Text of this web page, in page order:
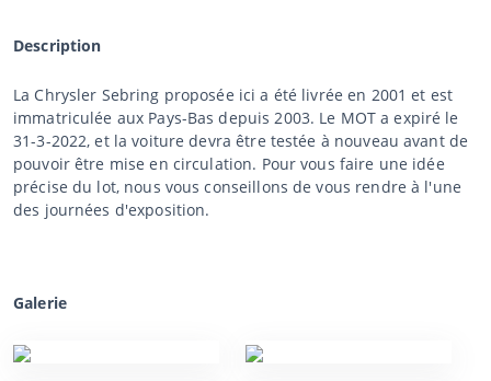
Description
La Chrysler Sebring proposée ici a été livrée en 2001 et est
immatriculée aux Pays-Bas depuis 2003. Le MOT a expiré le
31-3-2022, et la voiture devra être testée à nouveau avant de
pouvoir être mise en circulation. Pour vous faire une idée
précise du lot, nous vous conseillons de vous rendre à l'une
des journées d'exposition.
Galerie